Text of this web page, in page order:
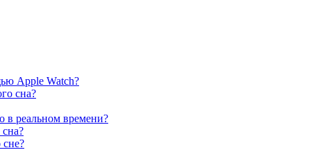
Apple Watch?
сна?
в реальном времени?